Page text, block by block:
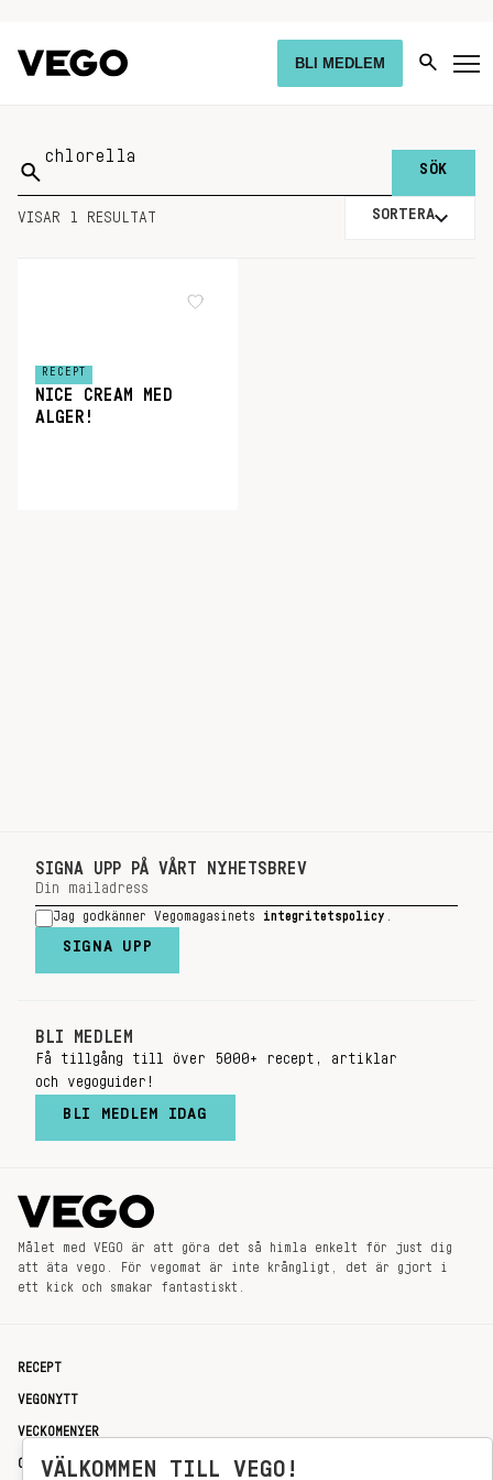
BLI MEDLEM
Sök
på:
VISAR 1 RESULTAT SORTERA
RECEPT
NICE CREAM MED
ALGER!
SIGNA UPP PÅ VÅRT NYHETSBREV
Jag godkänner Vegomagasinets integritetspolicy
SIGNA UPP
BLI MEDLEM
Få tillgång till över 5000+ recept, artiklar
och vegoguider!
BLI MEDLEM IDAG
Målet med VEGO är att göra det så himla enkelt för just dig
att äta vego. För vegomat är inte krångligt, det är gjort i
ett kick och smakar fantastiskt.
RECEPT
VEGONYTT
VECKOMENYER
OM OSSVÄLKOMMEN TILL VEGO!